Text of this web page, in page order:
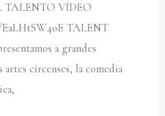
TALENTO VÍDEO
TALENT
a grandes
artes circenses, la comedia